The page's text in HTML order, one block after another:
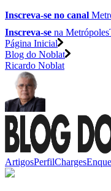
Inscreva-se no canal
Inscreva-se na
Página Inicial
Blog do Noblat
Ricardo Noblat
ArtigosPerfilCharges